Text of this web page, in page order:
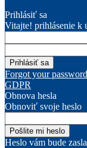
Prihlásiť sa
Vitajte! prihlásenie k
Forgot your
GDPR
Obnova hesla
Obnoviť svoje heslo
Heslo vám bude